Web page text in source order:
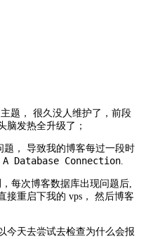
题， 很久没人维护了，前段
脑发热全升级了；
， 导致我的博客每过一段时
Database Connection.
每次博客数据库出现问题后,
接重启下我的 vps， 然后博客
今天去尝试去检查为什么会报